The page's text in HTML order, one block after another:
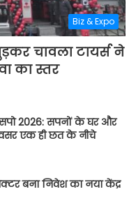
Biz & Expo
चावला टायर्स ने
का स्तर
2026: सपनों के घर और
एक ही छत के नीचे
बना निवेश का नया केंद्र